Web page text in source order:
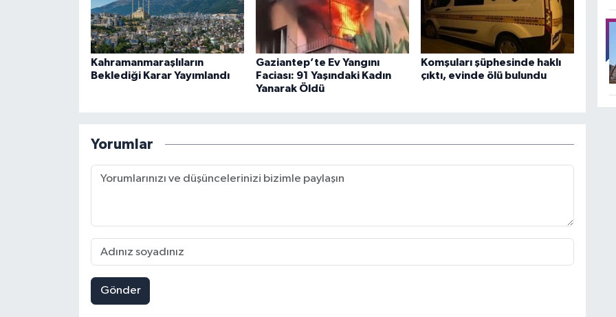
Kahramanmaraşlıların
Beklediği Karar Yayımlandı
Gaziantep’te Ev Yangını
Faciası: 91 Yaşındaki Kadın
Yanarak Öldü
Komşuları şüphesinde haklı
çıktı, evinde ölü bulundu
Yorumlar
Gönder